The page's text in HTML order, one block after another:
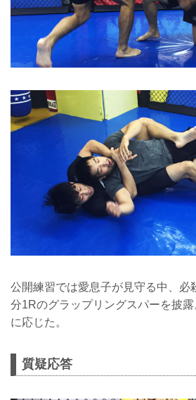
公開練習では愛息子が見守る中、必
分1Rのグラップリングスパーを披
に応じた。
質疑応答